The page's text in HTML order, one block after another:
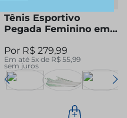
Tênis Esportivo
Pegada Feminino em
291301-03
R$ 279,99
Em até 5x de R$ 55,99
sem juros